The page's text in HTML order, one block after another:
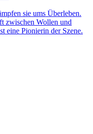
sie ums Überleben.
zwischen Wollen und
eine Pionierin der Szene.